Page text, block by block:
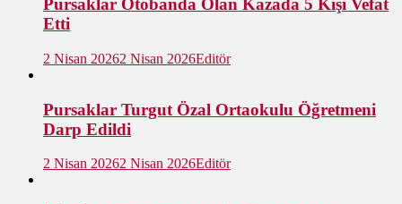
Pursaklar Otobanda Olan Kazada 5 Kişi Vefat
Etti
2 Nisan 20262 Nisan 2026Editör
Pursaklar Turgut Özal Ortaokulu Öğretmeni
Darp Edildi
2 Nisan 20262 Nisan 2026Editör